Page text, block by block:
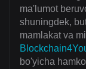
ma'lumot
shuningdek,
mamlakat va
bo'yicha